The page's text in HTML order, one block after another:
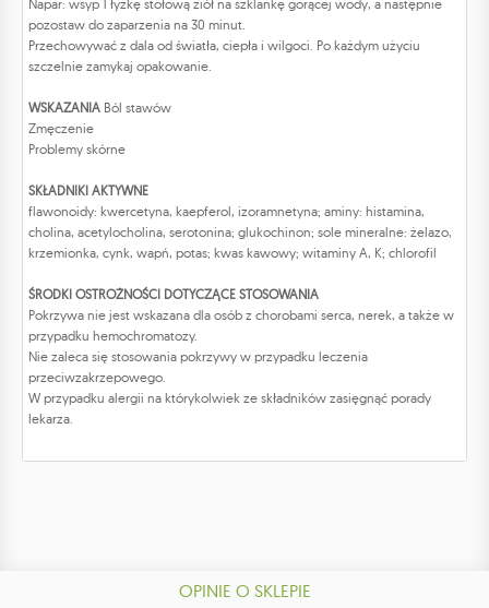
Napar: wsyp 1 łyżkę stołową ziół na szklankę gorącej wody, a następnie
pozostaw do zaparzenia na 30 minut.
Przechowywać z dala od światła, ciepła i wilgoci. Po każdym użyciu
szczelnie zamykaj opakowanie.
WSKAZANIA Ból stawów
Zmęczenie
Problemy skórne
SKŁADNIKI AKTYWNE
flawonoidy: kwercetyna, kaepferol, izoramnetyna; aminy: histamina,
cholina, acetylocholina, serotonina; glukochinon; sole mineralne: żelazo,
krzemionka, cynk, wapń, potas; kwas kawowy; witaminy A, K; chlorofil
ŚRODKI OSTROŻNOŚCI DOTYCZĄCE STOSOWANIA
Pokrzywa nie jest wskazana dla osób z chorobami serca, nerek, a także w
przypadku hemochromatozy.
Nie zaleca się stosowania pokrzywy w przypadku leczenia
przeciwzakrzepowego.
W przypadku alergii na którykolwiek ze składników zasięgnąć porady
lekarza.
OPINIE O SKLEPIE